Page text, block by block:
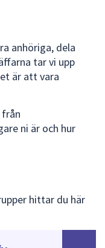
något
av
dem.
anhöriga, dela
tar vi upp
är att vara
från
ni är och hur
hittar du här